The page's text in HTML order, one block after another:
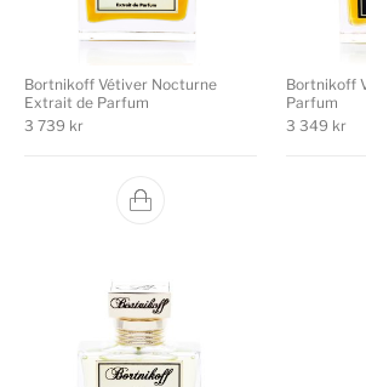
Bortnikoff Vétiver Nocturne
Extrait de Parfum
3 739 kr
Bortnikoff
Parfum
3 349 kr